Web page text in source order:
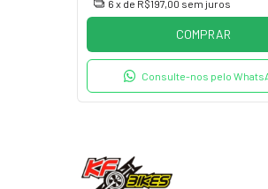
6 x de R$197,00 sem juros
COMPRAR
Consulte-nos pelo